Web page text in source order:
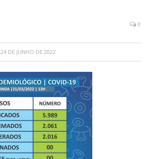
0
24 DE JUNHO DE 2022